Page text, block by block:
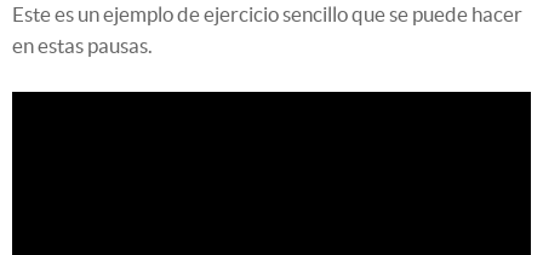
Este es un ejemplo de ejercicio sencillo que se puede hacer
en estas pausas.